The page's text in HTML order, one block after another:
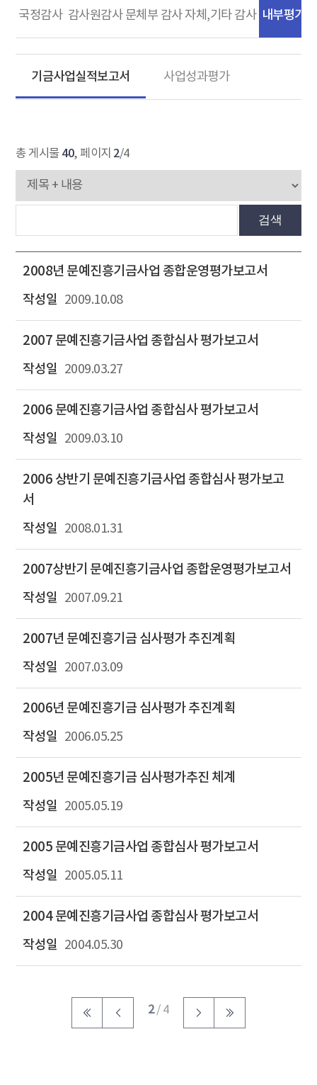
국정감사 감사원감사 문체부 감사자체,기타 감사 내부평가
기금사업실적보고서 사업성과평가
총 게시물 40, 페이지 2/4
검색
2008년 문예진흥기금사업 종합운영평가보고서
2009.10.08
2007 문예진흥기금사업 종합심사 평가보고서
2009.03.27
2006 문예진흥기금사업 종합심사 평가보고서
2009.03.10
2006 상반기 문예진흥기금사업 종합심사 평가보고
서
2008.01.31
2007상반기 문예진흥기금사업 종합운영평가보고서
2007.09.21
2007년 문예진흥기금 심사평가 추진계획
2007.03.09
2006년 문예진흥기금 심사평가 추진계획
2006.05.25
2005년 문예진흥기금 심사평가추진 체계
2005.05.19
2005 문예진흥기금사업 종합심사 평가보고서
2005.05.11
2004 문예진흥기금사업 종합심사 평가보고서
2004.05.30
2/ 4